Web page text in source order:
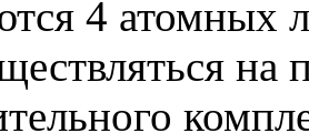
4 атомных